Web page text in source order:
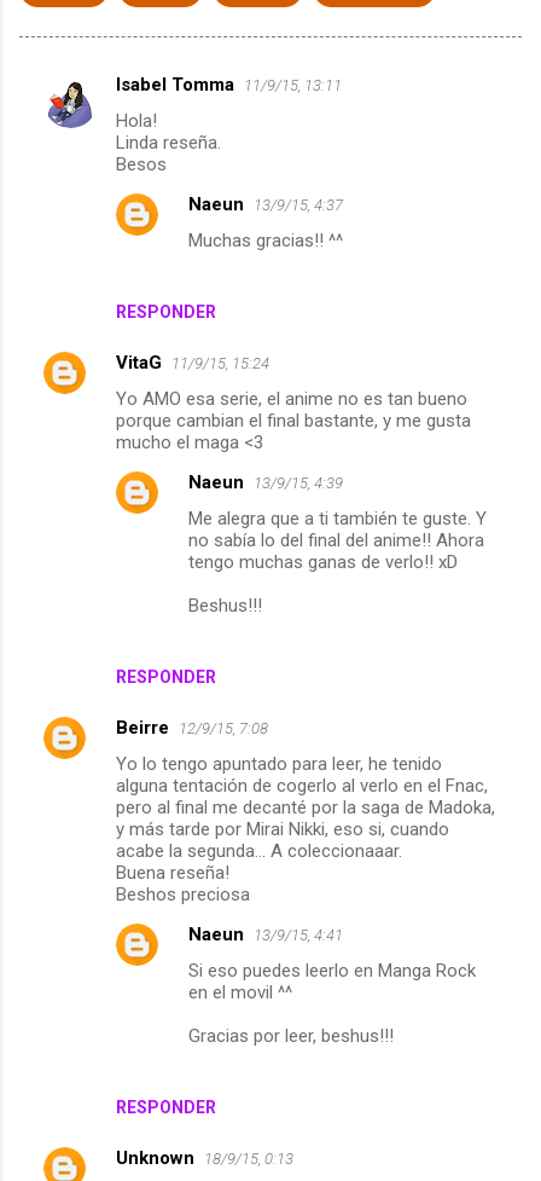
C
o
i
Isabel Tomma 11/9/15, 13:11
Hola!
Linda reseña.
Besos
RESPONDER
Naeun 13/9/15, 4:37
Muchas gracias!! ^^
VitaG 11/9/15, 15:24
Yo AMO esa serie, el anime no es tan bueno
porque cambian el final bastante, y me gusta
mucho el maga <3
RESPONDER
Naeun 13/9/15, 4:39
Me alegra que a ti también te guste. Y
no sabía lo del final del anime!! Ahora
tengo muchas ganas de verlo!! xD
Beshus!!!
Beirre 12/9/15, 7:08
Yo lo tengo apuntado para leer, he tenido
alguna tentación de cogerlo al verlo en el Fnac,
pero al final me decanté por la saga de Madoka,
y más tarde por Mirai Nikki, eso si, cuando
acabe la segunda... A coleccionaaar.
Buena reseña!
Beshos preciosa
RESPONDER
Naeun 13/9/15, 4:41
Si eso puedes leerlo en Manga Rock
en el movil ^^
Gracias por leer, beshus!!!
Unknown 18/9/15, 0:13